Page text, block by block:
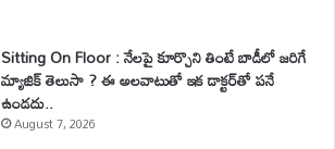
Sitting On Floor : నేలపై కూర్చొని తింటే బాడీలో జరిగే
మ్యాజిక్ తెలుసా ? ఈ అలవాటుతో ఇక డాక్టర్‌తో పనే
ఉండదు..
August 7, 2026